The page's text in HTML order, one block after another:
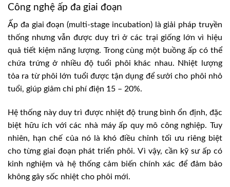
Công nghệ ấp đa giai đoạn
Ấp đa giai đoạn (multi-stage incubation) là giải pháp truyền
thống nhưng vẫn được duy trì ở các trại giống lớn vì hiệu
quả tiết kiệm năng lượng. Trong cùng một buồng ấp có thể
chứa trứng ở nhiều độ tuổi phôi khác nhau. Nhiệt lượng
tỏa ra từ phôi lớn tuổi được tận dụng để sưởi cho phôi nhỏ
tuổi, giúp giảm chi phí điện 15 – 20%.
Hệ thống này duy trì được nhiệt độ trung bình ổn định, đặc
biệt hữu ích với các nhà máy ấp quy mô công nghiệp. Tuy
nhiên, hạn chế của nó là khó điều chỉnh tối ưu riêng biệt
cho từng giai đoạn phát triển phôi. Vì vậy, cần kỹ sư ấp có
kinh nghiệm và hệ thống cảm biến chính xác để đảm bảo
không gây sốc nhiệt cho phôi mới.